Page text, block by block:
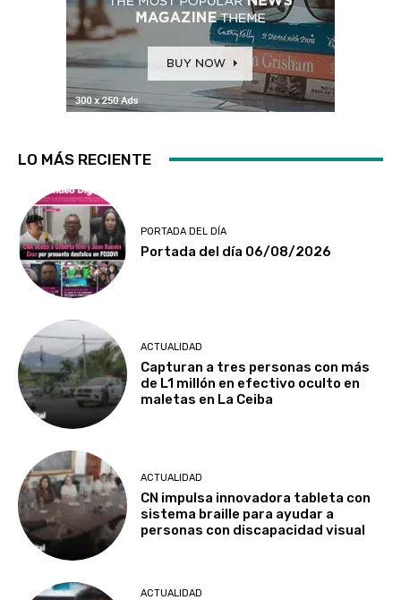
LO MÁS RECIENTE
PORTADA DEL DÍA
Portada del día 06/08/2026
ACTUALIDAD
Capturan a tres personas con más
de L1 millón en efectivo oculto en
maletas en La Ceiba
ACTUALIDAD
CN impulsa innovadora tableta con
sistema braille para ayudar a
personas con discapacidad visual
ACTUALIDAD